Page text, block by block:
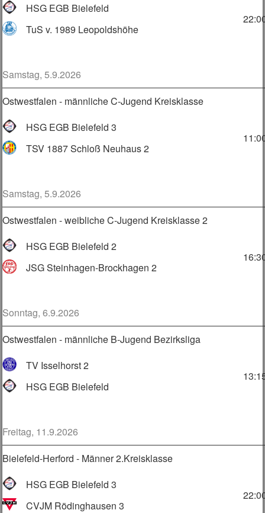
HSG EGB Bielefeld
TuS v. 1989 Leopoldshöhe
Samstag, 5.9.2026
Ostwestfalen - männliche C-Jugend Kreisklasse
HSG EGB Bielefeld 3
TSV 1887 Schloß Neuhaus 2
Samstag, 5.9.2026
Ostwestfalen - weibliche C-Jugend Kreisklasse 2
HSG EGB Bielefeld 2
JSG Steinhagen-Brockhagen 2
Sonntag, 6.9.2026
Ostwestfalen - männliche B-Jugend Bezirksliga
TV Isselhorst 2
HSG EGB Bielefeld
Freitag, 11.9.2026
Bielefeld-Herford - Männer 2.Kreisklasse
HSG EGB Bielefeld 3
CVJM Rödinghausen 3